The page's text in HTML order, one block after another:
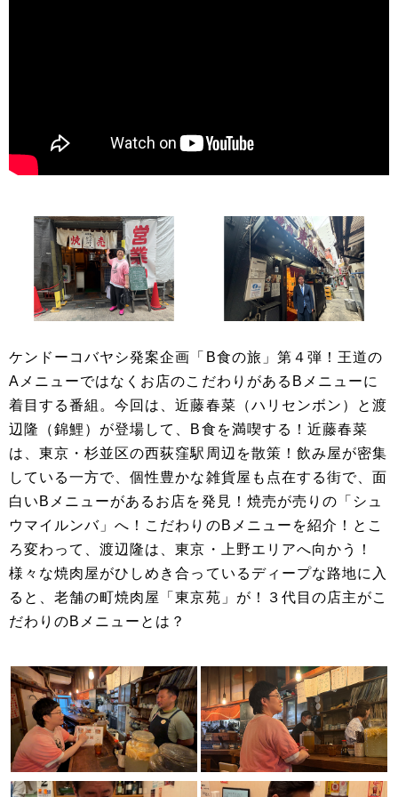
ケンドーコバヤシ発案企画「B食の旅」第４弾！王道の
Aメニューではなくお店のこだわりがあるBメニューに
着目する番組。今回は、近藤春菜（ハリセンボン）と渡
辺隆（錦鯉）が登場して、B食を満喫する！近藤春菜
は、東京・杉並区の西荻窪駅周辺を散策！飲み屋が密集
している一方で、個性豊かな雑貨屋も点在する街で、面
白いBメニューがあるお店を発見！焼売が売りの「シュ
ウマイルンバ」へ！こだわりのBメニューを紹介！とこ
ろ変わって、渡辺隆は、東京・上野エリアへ向かう！
様々な焼肉屋がひしめき合っているディープな路地に入
ると、老舗の町焼肉屋「東京苑」が！３代目の店主がこ
だわりのBメニューとは？